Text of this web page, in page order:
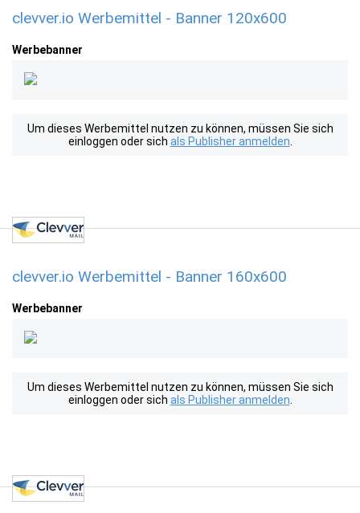
clevver.io Werbemittel - Banner 120x600
Werbebanner
Um dieses Werbemittel nutzen zu können, müssen Sie sich
einloggen oder sich als Publisher anmelden
clevver.io Werbemittel - Banner 160x600
Werbebanner
Um dieses Werbemittel nutzen zu können, müssen Sie sich
einloggen oder sich als Publisher anmelden